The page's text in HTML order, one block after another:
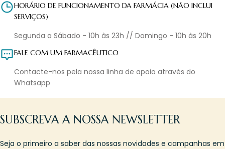
HORÁRIO DE FUNCIONAMENTO DA FARMÁCIA (NÃO INCLUI
SERVIÇOS)
Segunda a Sábado - 10h às 23h // Domingo - 10h às 20h
FALE COM UM FARMACÊUTICO
Contacte-nos pela nossa linha de apoio através do
Whatsapp
SUBSCREVA A NOSSA NEWSLETTER
Seja o primeiro a saber das nossas novidades e campanhas em